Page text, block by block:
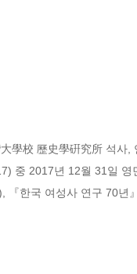
學校 歷史學硏究所 석사,
중 2017년 12월 31일 영
한국 여성사 연구 70년